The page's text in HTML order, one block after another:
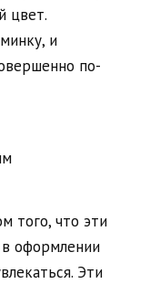
цвет.
и
по-
того, что эти
оформлении
Эти